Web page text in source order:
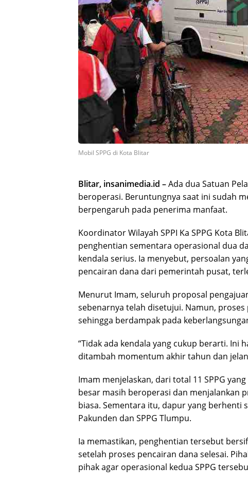
Mobil SPPG di Kota Blitar
Blitar, insanimedia.id –Ada dua Satuan
beroperasi. Beruntungnya saat ini sudah
berpengaruh pada penerima manfaat.
Koordinator Wilayah SPPI Ka SPPG Kota
penghentian sementara operasional dua
kendala serius. Ia menyebut, persoalan
pencairan dana dari pemerintah pusat,
Menurut Imam, seluruh proposal
sebenarnya telah disetujui. Namun,
sehingga berdampak pada
“Tidak ada kendala yang cukup berarti. Ini
ditambah momentum akhir tahun dan
Imam menjelaskan, dari total 11 SPPG
besar masih beroperasi dan menjalankan
biasa. Sementara itu, dapur yang berhenti
Pakunden dan SPPG Tlumpu.
Ia memastikan, penghentian tersebut
setelah proses pencairan dana selesai.
pihak agar operasional kedua SPPG